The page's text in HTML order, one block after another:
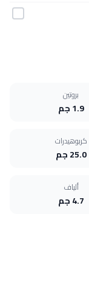
بروتين
1.9 جم
كربوهيدرات
25.0 جم
ألياف
4.7 جم